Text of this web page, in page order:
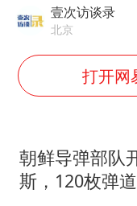
壹次访谈录
北京
打开网
朝鲜导弹部队
斯，120枚弹